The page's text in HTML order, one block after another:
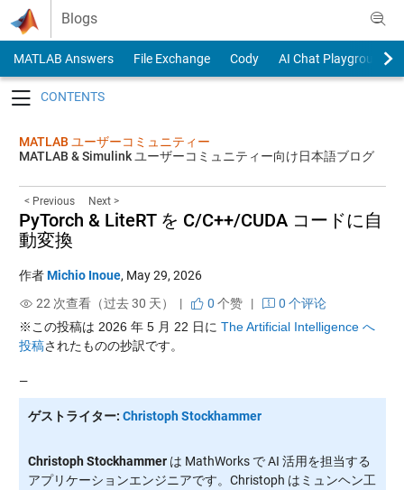
Skip to content
Blogs
MATLAB Answers File Exchange Cody
AI Chat Playground
MATLAB ユーザーコミュニティー
MATLAB & Simulink ユーザーコミュニティー向け日本語ブログ
< Previous Next >
PyTorch & LiteRT を C/C++/CUDA コードに自
動変換
作者Michio Inoue, May 29, 2026
22 次查看（过去 30 天） |
0 个赞|
0 个评论
※この投稿は 2026 年 5 月 22 日に The Artificial Intelligence へ
投稿されたものの抄訳です。
—
ゲストライター: Christoph Stockhammer
Christoph Stockhammer は MathWorks で AI 活用を担当する
アプリケーションエンジニアです。Christoph はミュンヘン工